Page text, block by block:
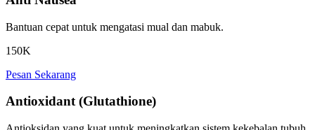
Bantuan cepat untuk mengatasi mual dan mabuk.
150K
Pesan Sekarang
Antioxidant (Glutathione)